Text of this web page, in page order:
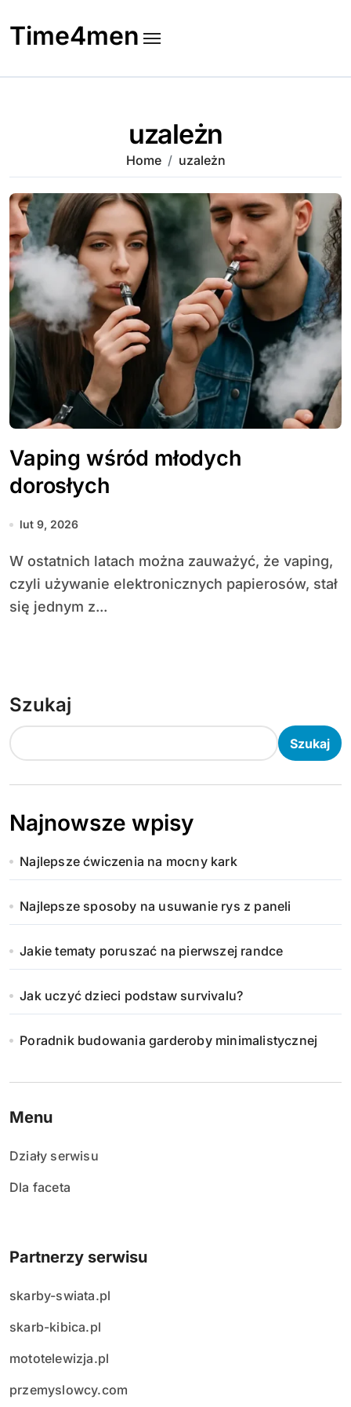
to
content
Time4men
uzależn
Home uzależn
Vaping wśród młodych
dorosłych
lut 9, 2026
W ostatnich latach można zauważyć, że vaping,
czyli używanie elektronicznych papierosów, stał
się jednym z...
Szukaj
Szukaj
Najnowsze wpisy
Najlepsze ćwiczenia na mocny kark
Najlepsze sposoby na usuwanie rys z paneli
Jakie tematy poruszać na pierwszej randce
Jak uczyć dzieci podstaw survivalu?
Poradnik budowania garderoby minimalistycznej
Menu
Działy serwisu
Dla faceta
Partnerzy serwisu
skarby-swiata.pl
skarb-kibica.pl
mototelewizja.pl
przemyslowcy.com